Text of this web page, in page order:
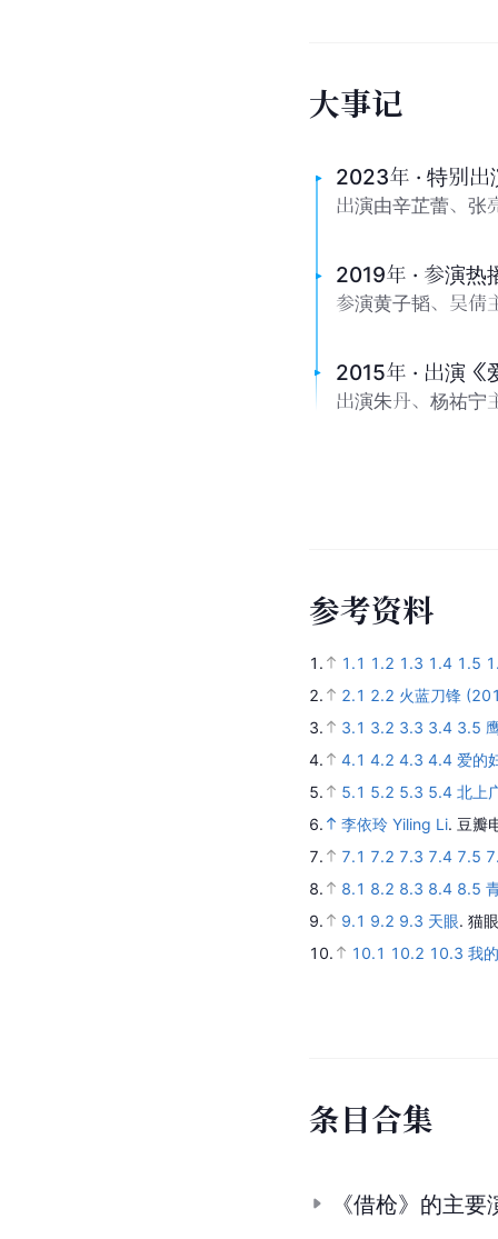
大事记
2023年 · 特别出
出演由辛芷蕾、张
2019年 · 参演热
参演黄子韬、吴倩
2015年 · 出演《
出演朱丹、杨祐宁
参考资料
1. 1.1 1.2 1.3 1.4 1.5
2.
2.1 2.2 火蓝刀锋
3.
3.1 3.2 3.3 3.4 3.5
4.
4.1 4.2 4.3 4.4 爱的
5.
5.1 5.2 5.3 5.4 北上
6.
李依玲 Yiling Li. 豆瓣
7.
7.1 7.2 7.3 7.4 7.5
8.
8.1 8.2 8.3 8.4 8.5
9.
9.1 9.2 9.3 天眼. 猫
10.
10.1 10.2 10.3 我
条目合集
《借枪》的主要